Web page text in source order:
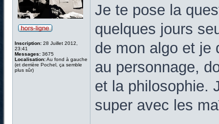
Inscription: 28 Juillet 2012,
23:41
Messages: 3675
Localisation:Au fond à gauche
(et derrière Pochel, ça semble
plus sûr)
Je te pose la
quelques jours
de mon algo et je
au personnage,
et la philosophie.
super avec les